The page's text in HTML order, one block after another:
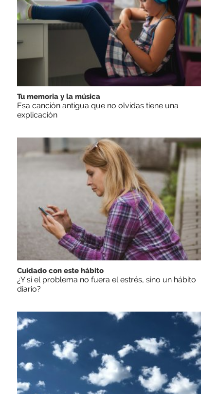
Tu memoria y la música
Esa canción antigua que no olvidas tiene una
explicación
Cuidado con este hábito
¿Y si el problema no fuera el estrés, sino un hábito
diario?